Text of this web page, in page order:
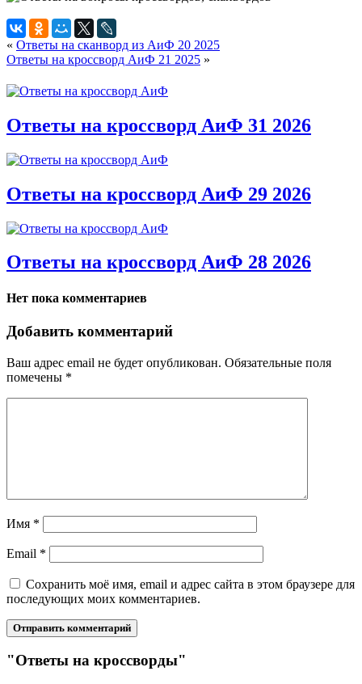
« Ответы на сканворд из АиФ 20 2025
Ответы на кроссворд АиФ 21 2025 »
Ответы на кроссворд АиФ 31 2026
Ответы на кроссворд АиФ 29 2026
Ответы на кроссворд АиФ 28 2026
Нет пока комментариев
Добавить комментарий
Ваш адрес email не будет опубликован. Обязательные поля
помечены *
Имя *
Email *
Сохранить моё имя, email и адрес сайта в этом браузере для
последующих моих комментариев.
"Ответы на кроссворды"